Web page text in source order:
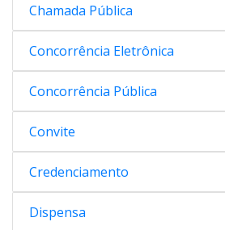
Chamada Pública
Concorrência Eletrônica
Concorrência Pública
Convite
Credenciamento
Dispensa